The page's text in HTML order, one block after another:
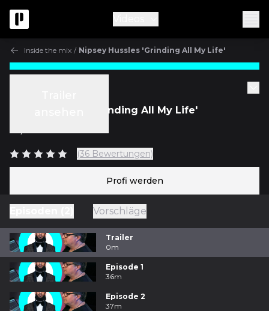
Inside the mix / Nipsey Hussles 'Grinding All My Life'
Nipsey Hussles 'Grinding All My Life'
(36 Bewertungen)
Profi werden
Vorschläge
Trailer
0m
Episode 1
36m
Episode 2
37m